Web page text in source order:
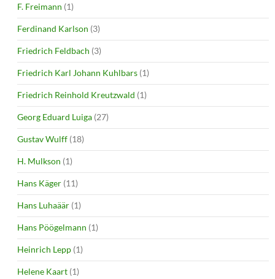
F. Freimann (1)
Ferdinand Karlson (3)
Friedrich Feldbach (3)
Friedrich Karl Johann Kuhlbars (1)
Friedrich Reinhold Kreutzwald (1)
Georg Eduard Luiga (27)
Gustav Wulff (18)
H. Mulkson (1)
Hans Käger (11)
Hans Luhaäär (1)
Hans Pöögelmann (1)
Heinrich Lepp (1)
Helene Kaart (1)